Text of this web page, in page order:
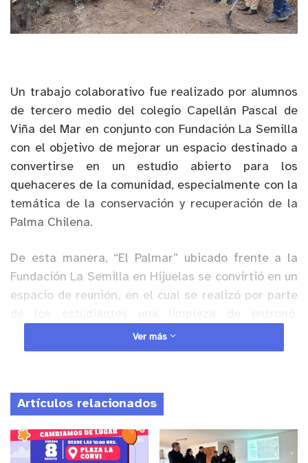
Un trabajo colaborativo fue realizado por alumnos
de tercero medio del colegio Capellán Pascal de
Viña del Mar en conjunto con Fundación La Semilla
con el objetivo de mejorar un espacio destinado a
convertirse en un estudio abierto para los
quehaceres de la comunidad, especialmente con la
temática de la conservación y recuperación de la
Palma Chilena.
De esta manera, “El Palmar” ubicado frente a la
Fundación La Semilla en Hijuelas se convirtió en un
espacio de reunión, en el cual se realizó por parte
demarcación de senderos y la plantación de
nuevos ejemplares de Palma Chilena.
“Estamos poniendo en valor temas de importancia
como la conservación, la educación ambiental y la
participación de actores para el rescate de un
Ver más
Artículos relacionados